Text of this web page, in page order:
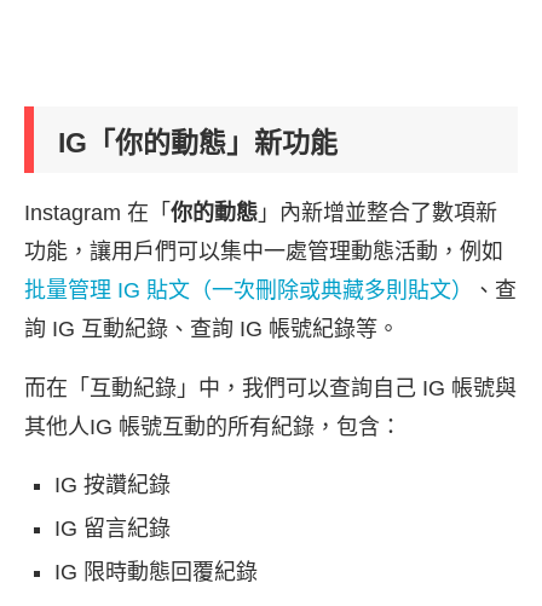
IG「你的動態」新功能
Instagram 在「 你的動態 」內新增並整合了數項新
功能，讓用戶們可以集中一處管理動態活動，例如
批量管理 IG 貼文（一次刪除或典藏多則貼文）
、查
詢 IG 互動紀錄、查詢 IG 帳號紀錄等。
而在「互動紀錄」中，我們可以查詢自己 IG 帳號與
其他人IG 帳號互動的所有紀錄，包含：
IG 按讚紀錄
IG 留言紀錄
IG 限時動態回覆紀錄